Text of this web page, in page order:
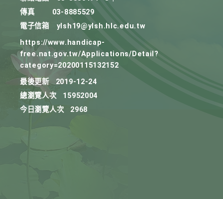
傳真
03-8885529
電子信箱
ylsh19@ylsh.hlc.edu.tw
https://www.handicap-
free.nat.gov.tw/Applications/Detail?
category=20200115132152
最後更新
2019-12-24
總瀏覽人次
15952004
今日瀏覽人次
2968